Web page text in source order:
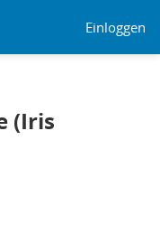
Einloggen
(Iris